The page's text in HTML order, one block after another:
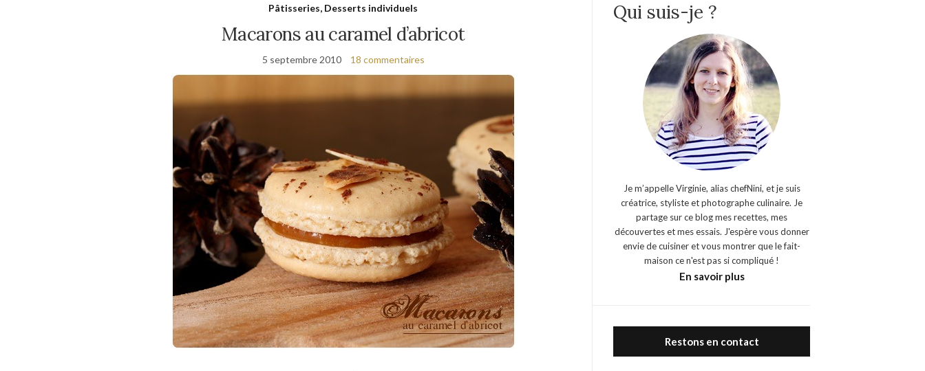
Pâtisseries, Desserts individuels
Macarons au caramel d’abricot
5 septembre 2010 18 commentaires
Qui suis-je ?
Je m’appelle Virginie, alias chefNini, et je suis
créatrice, styliste et photographe culinaire. Je
partage sur ce blog mes recettes, mes
découvertes et mes essais. J'espère vous donner
envie de cuisiner et vous montrer que le fait-
maison ce n'est pas si compliqué !
En savoir plus
Restons en contact